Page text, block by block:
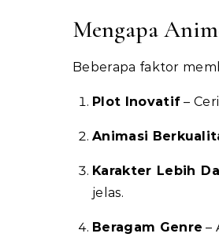
Mengapa
Beberapa faktor
Plot Inovatif –
Animasi
Karakter Lebih
jelas.
Beragam Genre –